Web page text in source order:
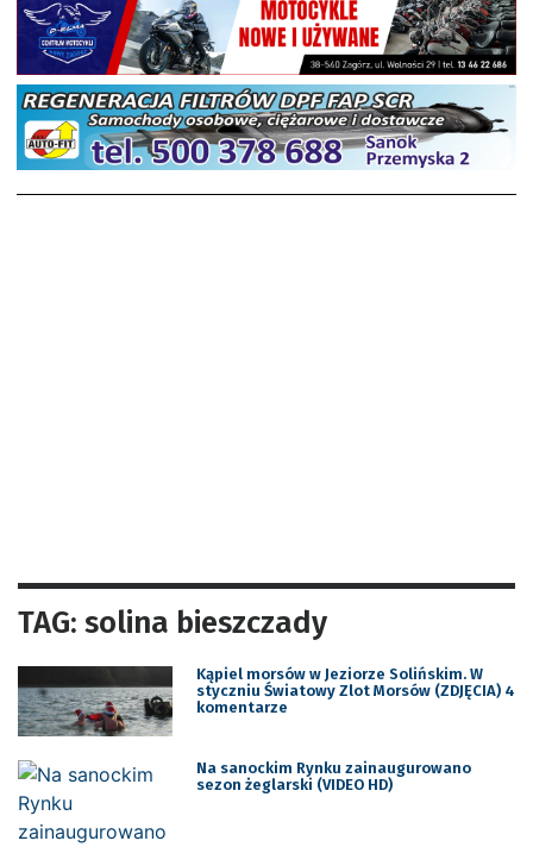
TAG: solina bieszczady
Kąpiel morsów w Jeziorze Solińskim. W
styczniu Światowy Zlot Morsów (ZDJĘCIA) 4
komentarze
Na sanockim Rynku zainaugurowano
sezon żeglarski (VIDEO HD)